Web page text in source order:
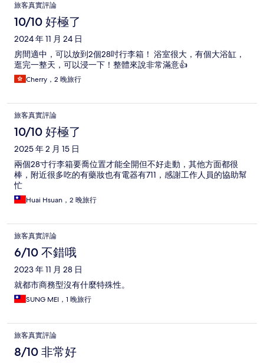
旅客真實評論
10/10 好極了
2024 年 11 月 24 日
房間適中，可以放到2個28吋行李箱！ 浴室很大，有個大浴缸，
逛完一整天，可以浸一下！整體來說非常滿意👍
Cherry，2 晚旅行
旅客真實評論
10/10 好極了
2025 年 2 月 15 日
兩個28寸行李箱要喬位置才能全開但不好走動，其他方面都很
棒，附近很多吃的有藥妝也有電器有711，感謝工作人員的協助幫
忙
Huai Hsuan，2 晚旅行
旅客真實評論
6/10 不錯哦
2023 年 11 月 28 日
就都市商務型沒有什麼特殊性。
SUNG MEI，1 晚旅行
旅客真實評論
8/10 非常好